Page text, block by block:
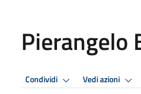
Pierangelo
Condividi Vedi azioni